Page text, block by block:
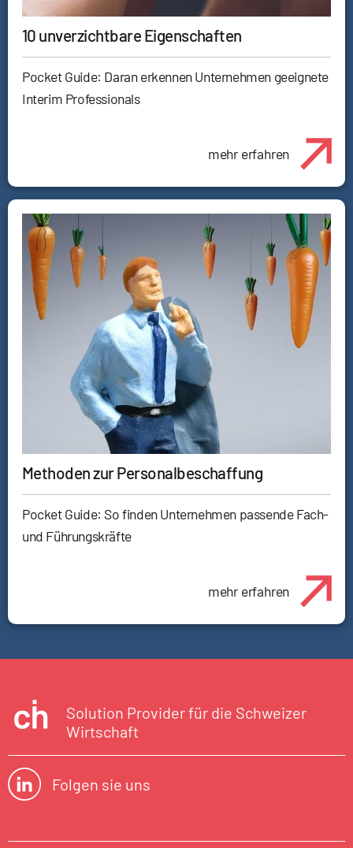
10 unverzichtbare Eigenschaften
Pocket Guide: Daran erkennen Unternehmen geeignete
Interim Professionals
mehr erfahren
Methoden zur Personalbeschaffung
Pocket Guide: So finden Unternehmen passende Fach-
und Führungskräfte
mehr erfahren
Solution Provider für die Schweizer
Wirtschaft
Folgen sie uns